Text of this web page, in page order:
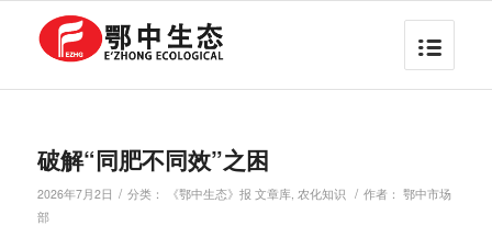
破解“同肥不同效”之困
2026年7月2日 / 分类： 《鄂中生态》报 文章库, 农化知识 / 作者： 鄂中市场
部